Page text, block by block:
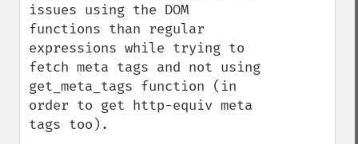
issues using the DOM
functions than regular
expressions while trying to
fetch meta tags and not using
get_meta_tags function (in
order to get http-equiv meta
tags too).